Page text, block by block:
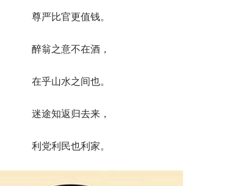
尊严比官更值钱。
醉翁之意不在酒，
在乎山水之间也。
迷途知返归去来，
利党利民也利家。